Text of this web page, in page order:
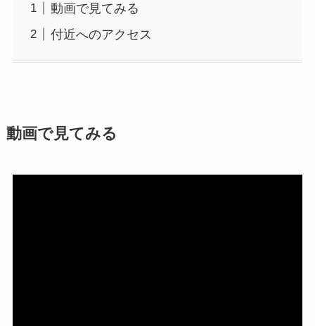
動画で見てみる
付近へのアクセス
動画で見てみる